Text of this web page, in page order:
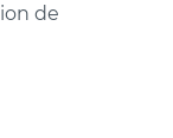
de